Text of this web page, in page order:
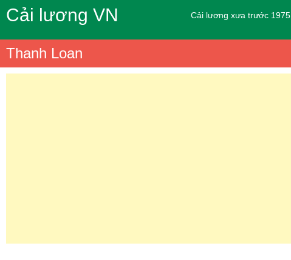
Cải lương VN Cải lương xưa trước 1975
Thanh Loan